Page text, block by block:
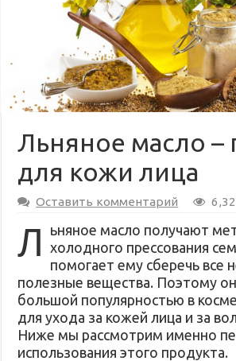
Льняное масло –
для кожи лица
Оставить комментарий
Л
ьняное масло получают
холодного прессования
помогает ему сберечь все
полезные вещества. Поэтому
большой популярностью в
для ухода за кожей лица и за
Ниже мы рассмотрим именно
использования этого продукта.